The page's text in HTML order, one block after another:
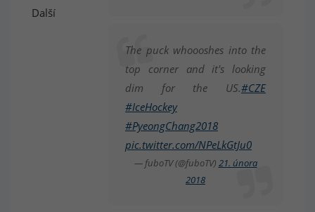
The puck whoooshes into the
top corner and it's looking
dim for the US.#CZE
#IceHockey
#PyeongChang2018
pic.twitter.com/NPeLkGtJu0
— fuboTV (@fuboTV) 21. února
2018
Další